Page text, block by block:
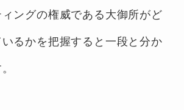
ングの権威である大御所がど
るかを把握すると一段と分か